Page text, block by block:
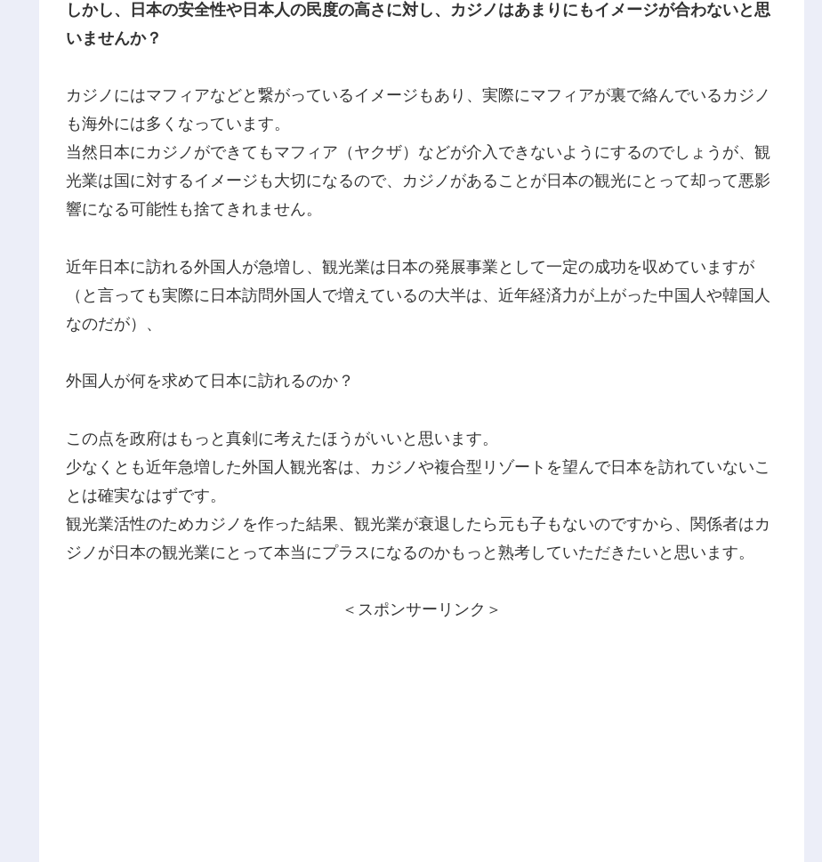
しかし、日本の安全性や日本人の民度の高さに対し、カジノはあまりにもイメージが合わないと思
いませんか？
カジノにはマフィアなどと繋がっているイメージもあり、実際にマフィアが裏で絡んでいるカジノ
も海外には多くなっています。
当然日本にカジノができてもマフィア（ヤクザ）などが介入できないようにするのでしょうが、観
光業は国に対するイメージも大切になるので、カジノがあることが日本の観光にとって却って悪影
響になる可能性も捨てきれません。
近年日本に訪れる外国人が急増し、観光業は日本の発展事業として一定の成功を収めていますが
（と言っても実際に日本訪問外国人で増えているの大半は、近年経済力が上がった中国人や韓国人
なのだが）、
外国人が何を求めて日本に訪れるのか？
この点を政府はもっと真剣に考えたほうがいいと思います。
少なくとも近年急増した外国人観光客は、カジノや複合型リゾートを望んで日本を訪れていないこ
とは確実なはずです。
観光業活性のためカジノを作った結果、観光業が衰退したら元も子もないのですから、関係者はカ
ジノが日本の観光業にとって本当にプラスになるのかもっと熟考していただきたいと思います。
＜スポンサーリンク＞